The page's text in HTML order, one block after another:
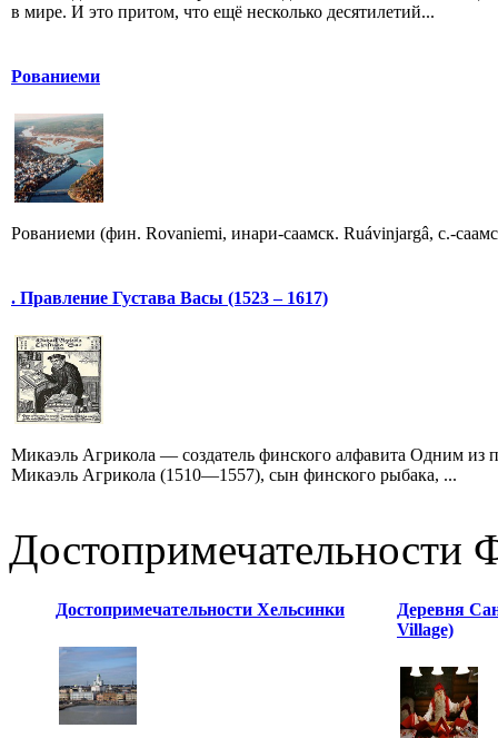
в мире. И это притом, что ещё несколько десятилетий...
Рованиеми
Рованиеми (фин. Rovaniemi, инари-саамск. Ruávinjargâ, с.-
. Правление Густава Васы (1523 – 1617)
Микаэль Агрикола — создатель финского алфавита Одним
Микаэль Агрикола (1510—1557), сын финского рыбака, ...
Достопримечательности
Достопримечательности Хельсинки
Деревня
Village)